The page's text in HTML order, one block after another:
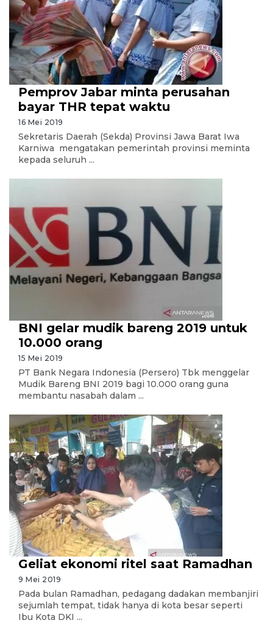
Pemprov Jabar minta perusahan
bayar THR tepat waktu
16 Mei 2019
Sekretaris Daerah (Sekda) Provinsi Jawa Barat Iwa
Karniwa mengatakan pemerintah provinsi meminta
kepada seluruh ...
BNI gelar mudik bareng 2019 untuk
10.000 orang
15 Mei 2019
PT Bank Negara Indonesia (Persero) Tbk menggelar
Mudik Bareng BNI 2019 bagi 10.000 orang guna
membantu nasabah dalam ...
Geliat ekonomi ritel saat Ramadhan
9 Mei 2019
Pada bulan Ramadhan, pedagang dadakan membanjiri
sejumlah tempat, tidak hanya di kota besar seperti
Ibu Kota DKI ...